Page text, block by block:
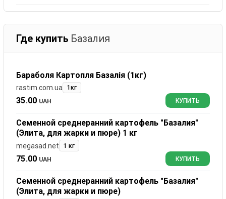
Где купить Базалия
Бараболя Картопля Базалія (1кг)
rastim.com.ua 1кг
35.00 UAH КУПИТЬ
Семенной среднеранний картофель "Базалия"
(Элита, для жарки и пюре) 1 кг
megasad.net 1 кг
75.00 UAH КУПИТЬ
Семенной среднеранний картофель "Базалия"
(Элита, для жарки и пюре)